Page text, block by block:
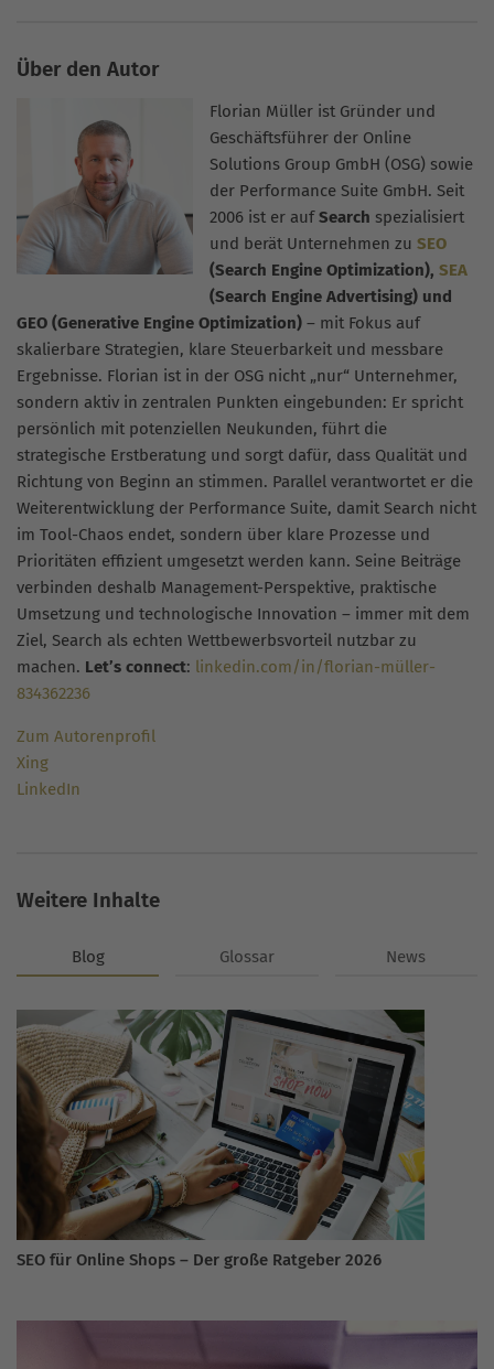
Über den Autor
Florian Müller ist Gründer und
Geschäftsführer der Online
Solutions Group GmbH (OSG) sowie
der Performance Suite GmbH. Seit
2006 ist er aufSearch spezialisiert
und berät Unternehmen zu SEO
(Search Engine Optimization), SEA
(Search Engine Advertising) und
GEO (Generative Engine Optimization) – mit Fokus auf
skalierbare Strategien, klare Steuerbarkeit und messbare
Ergebnisse. Florian ist in der OSG nicht „nur“ Unternehmer,
sondern aktiv in zentralen Punkten eingebunden: Er spricht
persönlich mit potenziellen Neukunden, führt die
strategische Erstberatung und sorgt dafür, dass Qualität und
Richtung von Beginn an stimmen. Parallel verantwortet er die
Weiterentwicklung der Performance Suite, damit Search nicht
im Tool-Chaos endet, sondern über klare Prozesse und
Prioritäten effizient umgesetzt werden kann. Seine Beiträge
verbinden deshalb Management-Perspektive, praktische
Umsetzung und technologische Innovation – immer mit dem
Ziel, Search als echten Wettbewerbsvorteil nutzbar zu
machen. Let’s connect: linkedin.com/in/florian-müller-
834362236
Zum Autorenprofil
Xing
LinkedIn
Weitere Inhalte
Blog Glossar News
SEO für Online Shops – Der große Ratgeber 2026